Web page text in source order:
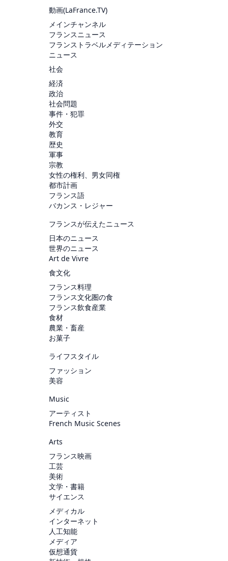
動画(LaFrance.TV)
メインチャンネル
フランスニュース
フランストラベルメディテーション
ニュース
社会
経済
政治
社会問題
事件・犯罪
外交
教育
歴史
軍事
宗教
女性の権利、男女同権
都市計画
フランス語
バカンス・レジャー
フランスが伝えたニュース
日本のニュース
世界のニュース
Art de Vivre
食文化
フランス料理
フランス文化圏の食
フランス飲食産業
食材
農業・畜産
お菓子
ライフスタイル
ファッション
美容
Music
アーティスト
French Music Scenes
Arts
フランス映画
工芸
美術
文学・書籍
サイエンス
メディカル
インターネット
人工知能
メディア
仮想通貨